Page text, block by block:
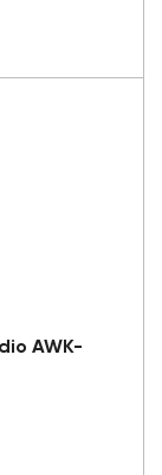
AWK-